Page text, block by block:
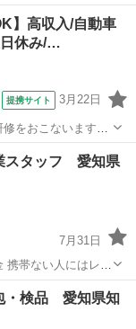
0032』にお電話下さい！ 〇●L...】高収入/自動車
日休み/…
提携サイト 3月22日
す！ プレス機で長
スタッフ 愛知県
7月31日
... ・検品 愛知県知